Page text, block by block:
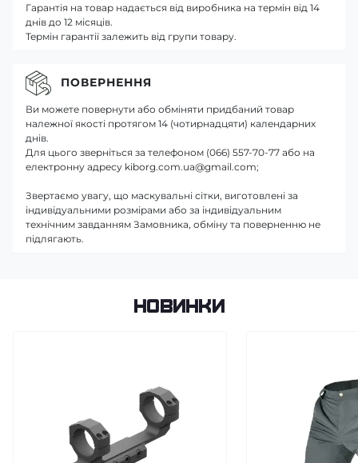
Гарантія на товар надається від виробника на термін від 14
днів до 12 місяців.
Термін гарантії залежить від групи товару.
ПОВЕРНЕННЯ
Ви можете повернути або обміняти придбаний товар
належної якості протягом 14 (чотирнадцяти) календарних
днів.
Для цього зверніться за телефоном (066) 557-70-77 або на
електронну адресу kiborg.com.ua@gmail.com;
Звертаємо увагу, що маскувальні сітки, виготовлені за
індивідуальними розмірами або за індивідуальним
технічним завданням Замовника, обміну та поверненню не
підлягають.
Новинки